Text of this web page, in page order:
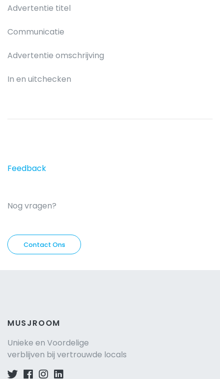
Advertentie titel
Communicatie
Advertentie omschrijving
In en uitchecken
Feedback
Nog vragen?
Contact Ons
MUSJROOM
Unieke en Voordelige
verblijven bij vertrouwde locals